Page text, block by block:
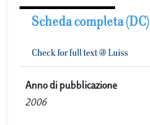
Scheda completa (DC)
Anno di pubblicazione
2006